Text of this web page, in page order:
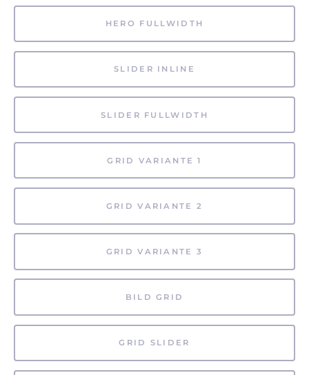
HERO FULLWIDTH
SLIDER INLINE
SLIDER FULLWIDTH
GRID VARIANTE 1
GRID VARIANTE 2
GRID VARIANTE 3
BILD GRID
GRID SLIDER